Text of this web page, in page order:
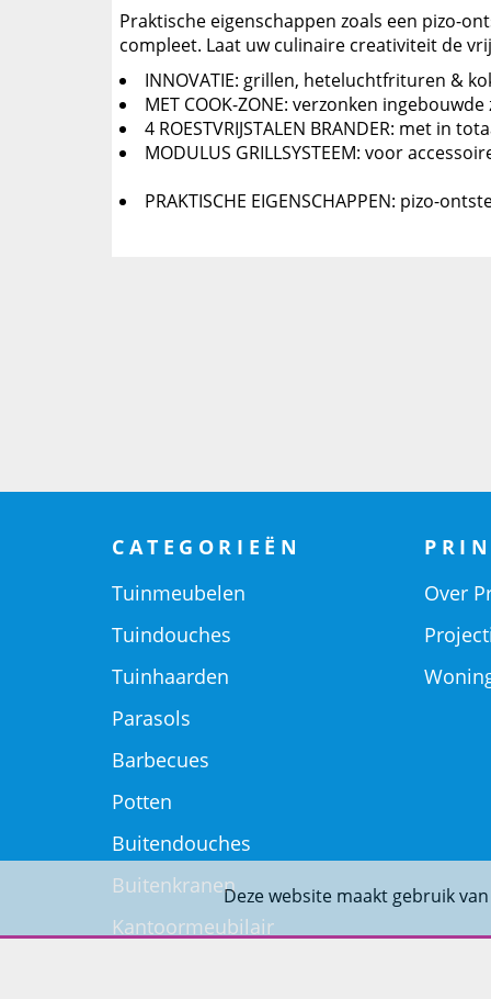
Praktische eigenschappen zoals een pizo-
compleet. Laat uw culinaire creativiteit de
INNOVATIE: grillen, heteluchtfrituren &
MET COOK-ZONE: verzonken
4 ROESTVRIJSTALEN BRANDER: met
MODULUS GRILLSYSTEEM: voor
PRAKTISCHE EIGENSCHAPPEN: pizo-
Deze website maakt gebruik
CATEGORIEËN
Tuinmeubelen
Tuindouches
Tuinhaarden
Parasols
Barbecues
Potten
Buitendouches
Buitenkranen
Kantoormeubilair
Over